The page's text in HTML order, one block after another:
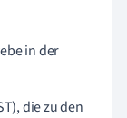
in der
die zu den